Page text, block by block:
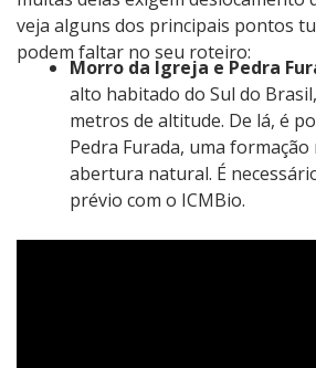
veja alguns dos principais pontos
podem faltar no seu roteiro:
Morro da Igreja e Pedra
alto habitado do Sul do
metros de altitude. De lá, é
Pedra Furada, uma
abertura natural. É
prévio com o ICMBio.